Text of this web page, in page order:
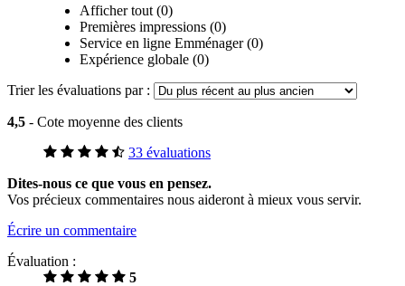
Afficher tout (0)
Premières impressions (0)
Service en ligne Emménager (0)
Expérience globale (0)
Trier les évaluations par :
4,5 - Cote moyenne des clients
33 évaluations
Dites-nous ce que vous en pensez.
Vos précieux commentaires nous aideront à mieux vous servir.
Écrire un commentaire
Évaluation :
5